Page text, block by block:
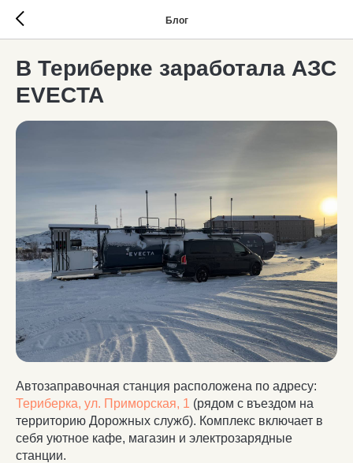
Блог
В Териберке заработала АЗС
EVECTA
Автозаправочная станция расположена по адресу:
Териберка, ул. Приморская, 1 (рядом с въездом на
территорию Дорожных служб). Комплекс включает в
себя уютное кафе, магазин и электрозарядные
станции.